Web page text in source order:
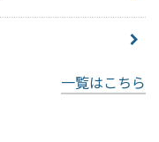
一覧はこちら